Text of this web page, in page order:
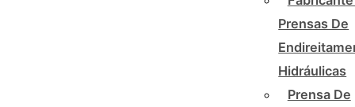
Prensas De
Hidráulicas
Prensa De